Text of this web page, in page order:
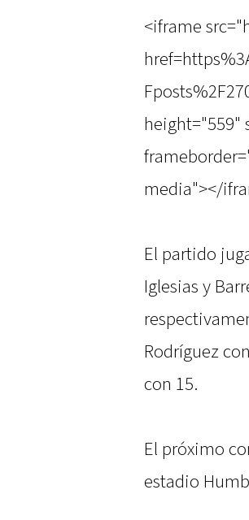
<iframe
height="559"
media"></
El partido
Iglesias y
Rodríguez
con 15.
El próximo
estadio